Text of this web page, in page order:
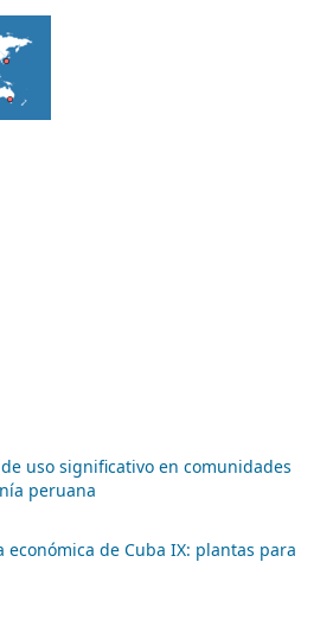
uso significativo en comunidades
peruana
de Cuba IX: plantas para